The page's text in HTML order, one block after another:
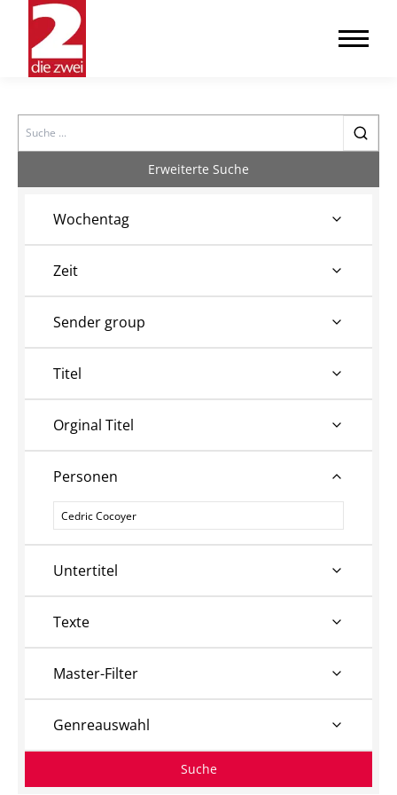
Search
Erweiterte Suche
Wochentag
Zeit
Sender group
Titel
Orginal Titel
Personen
Personen
Untertitel
Texte
Master-Filter
Genreauswahl
Suche